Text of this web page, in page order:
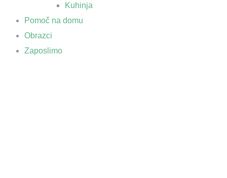
Kuhinja
Pomoč na domu
Obrazci
Zaposlimo